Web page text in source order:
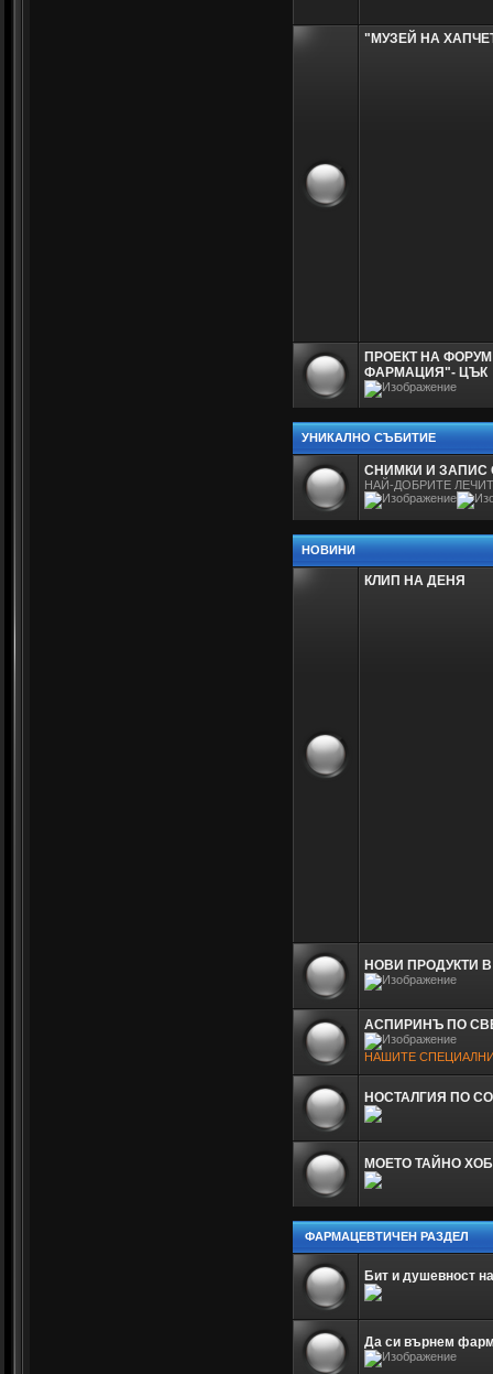
"МУЗЕЙ НА
ПРОЕКТ НА
ФАРМАЦИЯ"- ЦЪК
УНИКАЛНО СЪБИТИЕ
СНИМКИ И ЗАПИС
НАЙ-ДОБРИТЕ
НОВИНИ
КЛИП НА ДЕНЯ
НОВИ ПРОДУКТИ
АСПИРИНЪ ПО
НАШИТЕ
НОСТАЛГИЯ ПО
МОЕТО ТАЙНО
ФАРМАЦЕВТИЧЕН РАЗДЕЛ
Бит и душевност
Да си върнем